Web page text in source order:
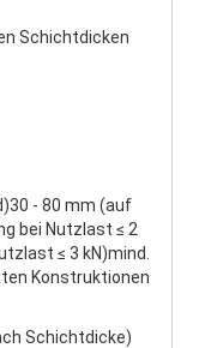
Schichtdicken
30 - 80 mm (auf
bei Nutzlast ≤ 2
≤ 3 kN)mind.
Konstruktionen
Schichtdicke)